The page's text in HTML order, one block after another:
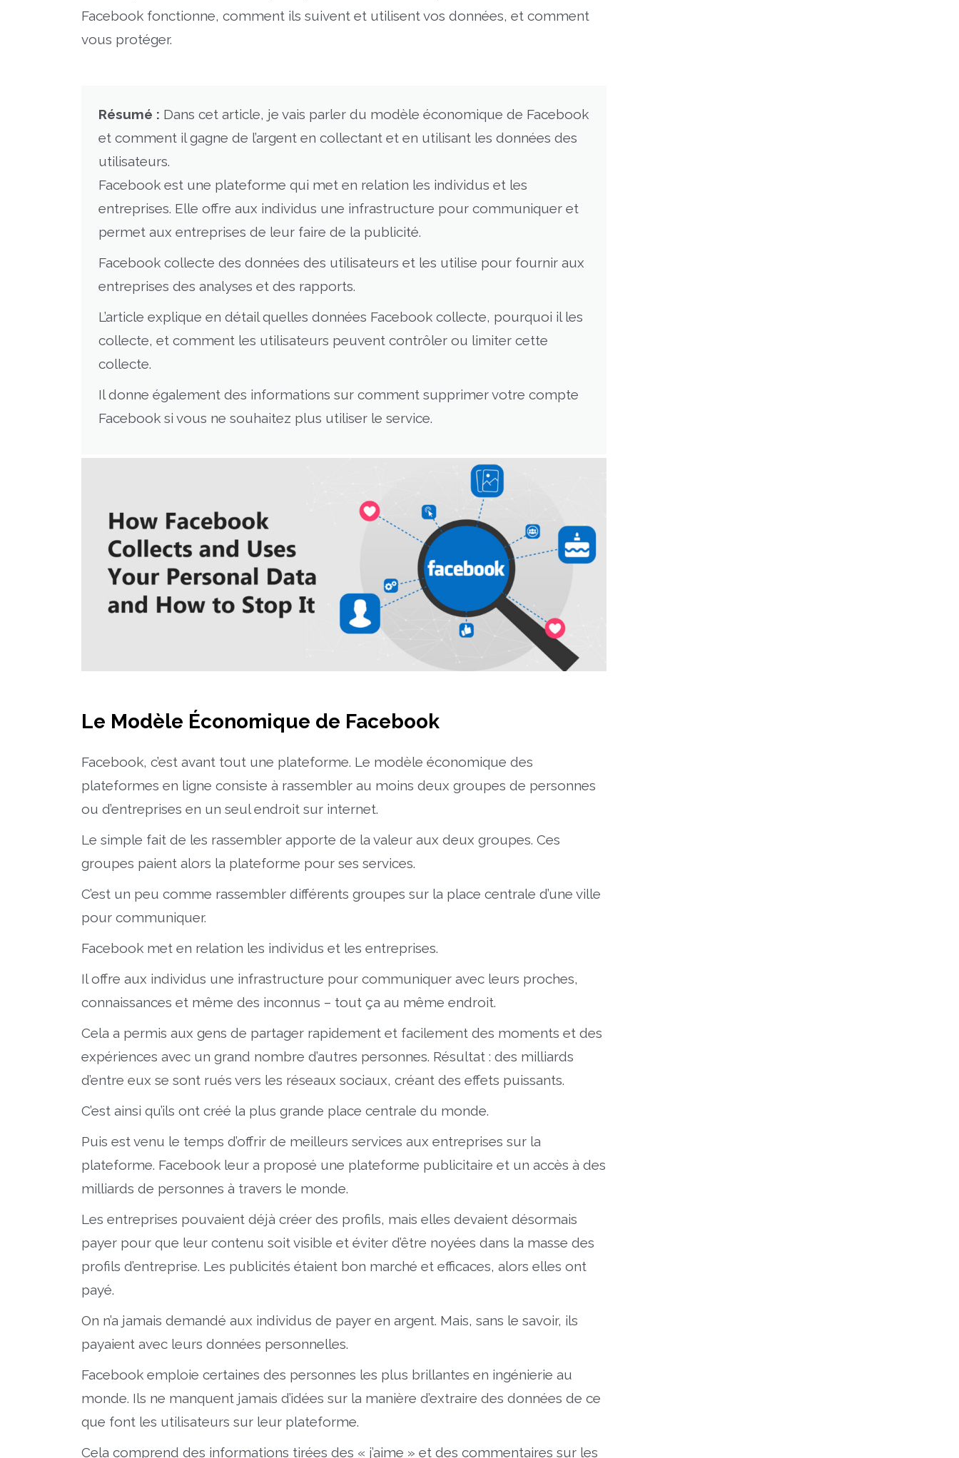
Facebook fonctionne, comment ils suivent et utilisent vos données, et comment
vous protéger.
Résumé : Dans cet article, je vais parler du modèle économique de Facebook
et comment il gagne de l’argent en collectant et en utilisant les données des
utilisateurs.
Facebook est une plateforme qui met en relation les individus et les
entreprises. Elle offre aux individus une infrastructure pour communiquer et
permet aux entreprises de leur faire de la publicité.
Facebook collecte des données des utilisateurs et les utilise pour fournir aux
entreprises des analyses et des rapports.
L’article explique en détail quelles données Facebook collecte, pourquoi il les
collecte, et comment les utilisateurs peuvent contrôler ou limiter cette
collecte.
Il donne également des informations sur comment supprimer votre compte
Facebook si vous ne souhaitez plus utiliser le service.
Le Modèle Économique de Facebook
Facebook, c’est avant tout une plateforme. Le modèle économique des
plateformes en ligne consiste à rassembler au moins deux groupes de personnes
ou d’entreprises en un seul endroit sur internet.
Le simple fait de les rassembler apporte de la valeur aux deux groupes. Ces
groupes paient alors la plateforme pour ses services.
C’est un peu comme rassembler différents groupes sur la place centrale d’une ville
pour communiquer.
Facebook met en relation les individus et les entreprises.
Il offre aux individus une infrastructure pour communiquer avec leurs proches,
connaissances et même des inconnus – tout ça au même endroit.
Cela a permis aux gens de partager rapidement et facilement des moments et des
expériences avec un grand nombre d’autres personnes. Résultat : des milliards
d’entre eux se sont rués vers les réseaux sociaux, créant des effets puissants.
C’est ainsi qu’ils ont créé la plus grande place centrale du monde.
Puis est venu le temps d’offrir de meilleurs services aux entreprises sur la
plateforme. Facebook leur a proposé une plateforme publicitaire et un accès à des
milliards de personnes à travers le monde.
Les entreprises pouvaient déjà créer des profils, mais elles devaient désormais
payer pour que leur contenu soit visible et éviter d’être noyées dans la masse des
profils d’entreprise. Les publicités étaient bon marché et efficaces, alors elles ont
payé.
On n’a jamais demandé aux individus de payer en argent. Mais, sans le savoir, ils
payaient avec leurs données personnelles.
Facebook emploie certaines des personnes les plus brillantes en ingénierie au
monde. Ils ne manquent jamais d’idées sur la manière d’extraire des données de ce
que font les utilisateurs sur leur plateforme.
Cela comprend des informations tirées des « j’aime » et des commentaires sur les